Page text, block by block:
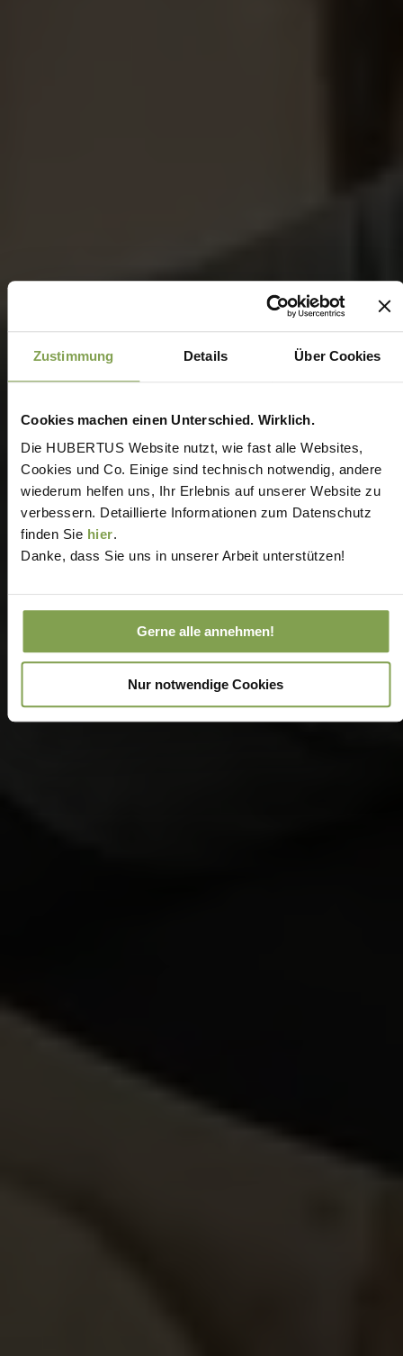
Zustimmung Details Über Cookies
Cookies machen einen Unterschied. Wirklich.
Die HUBERTUS Website nutzt, wie fast alle Websites,
Cookies und Co. Einige sind technisch notwendig, andere
wiederum helfen uns, Ihr Erlebnis auf unserer Website zu
verbessern. Detaillierte Informationen zum Datenschutz
finden Sie hier.
Danke, dass Sie uns in unserer Arbeit unterstützen!
Gerne alle annehmen!
Nur notwendige Cookies